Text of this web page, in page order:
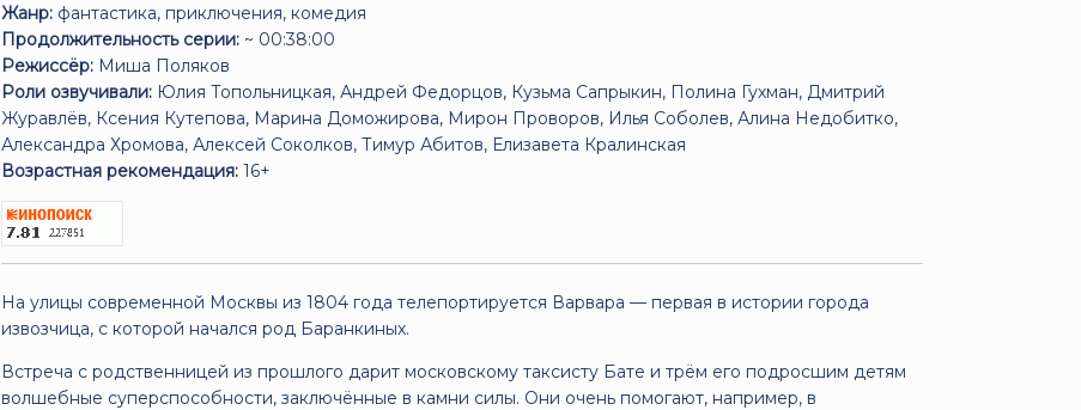
Жанр: фантастика, приключения, комедия
Продолжительность серии: ~ 00:38:00
Режиссёр: Миша Поляков
Роли озвучивали: Юлия Топольницкая, Андрей Федорцов, Кузьма Сапрыкин, Полина Гухман, Дмитрий
Журавлёв, Ксения Кутепова, Марина Доможирова, Мирон Проворов, Илья Соболев, Алина Недобитко,
Александра Хромова, Алексей Соколков, Тимур Абитов, Елизавета Кралинская
Возрастная рекомендация: 16+
На улицы современной Москвы из 1804 года телепортируется Варвара — первая в истории города
извозчица, с которой начался род Баранкиных.
Встреча с родственницей из прошлого дарит московскому таксисту Бате и трём его подросшим детям
волшебные суперспособности, заключённые в камни силы. Они очень помогают, например, в